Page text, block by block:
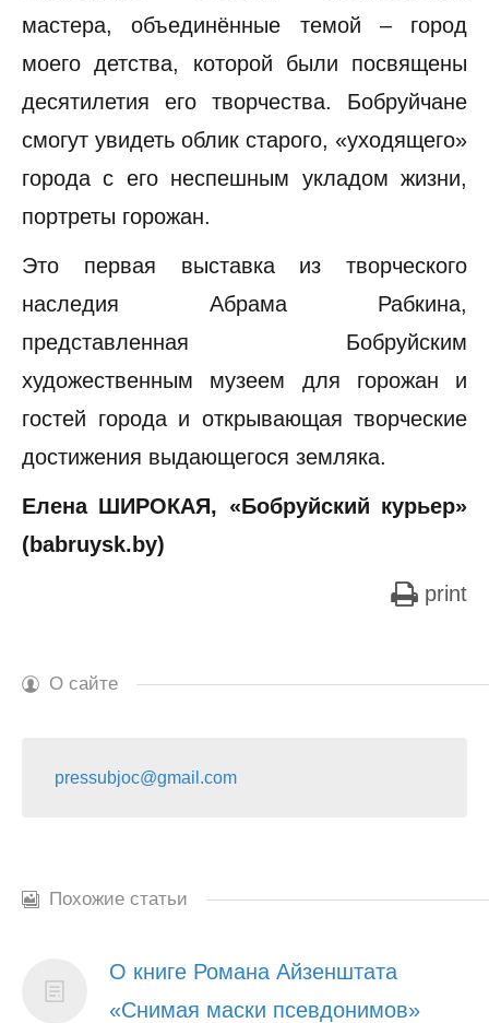
мастера, объединённые темой – город
моего детства, которой были посвящены
десятилетия его творчества. Бобруйчане
смогут увидеть облик старого, «уходящего»
города с его неспешным укладом жизни,
портреты горожан.
Это первая выставка из творческого
наследия Абрама Рабкина,
представленная Бобруйским
художественным музеем для горожан и
гостей города и открывающая творческие
достижения выдающегося земляка.
Елена ШИРОКАЯ, «Бобруйский курьер»
(babruysk.by)
print
О сайте
pressubjoc@gmail.com
Похожие статьи
О книге Романа Айзенштата
«Снимая маски псевдонимов»